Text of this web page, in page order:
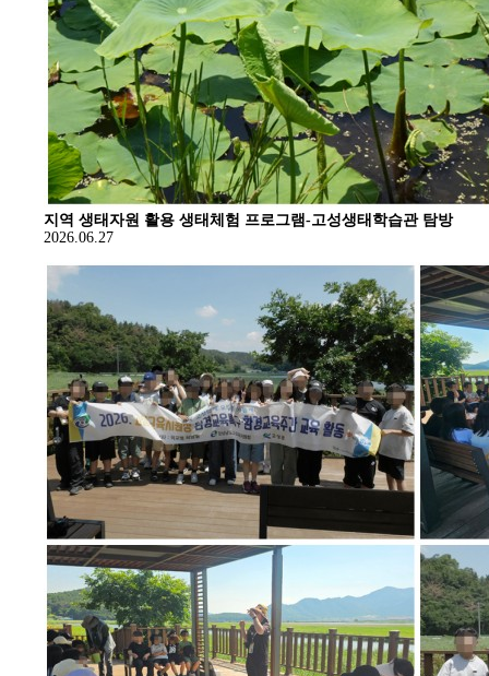
지역 생태자원 활용 생태체험 프로그램-고성생태학습관 탐방
2026.06.27